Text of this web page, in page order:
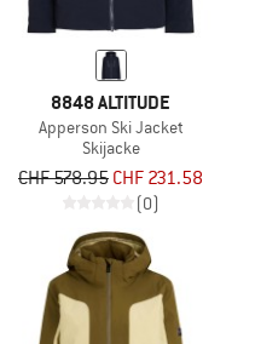
8848 ALTITUDE
Apperson Ski Jacket
Skijacke
CHF 578.95 CHF 231.58
(0)